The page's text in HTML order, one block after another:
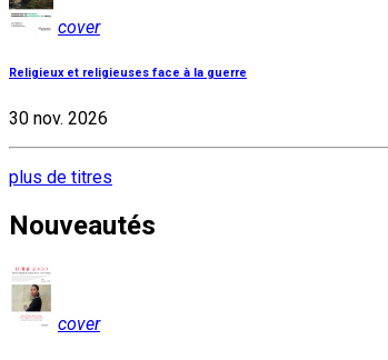
cover
Religieux et religieuses face à la guerre
30 nov. 2026
plus de titres
Nouveautés
cover